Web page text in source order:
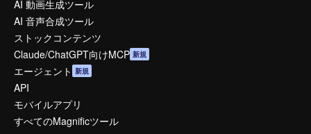
AI 動画生成ツール
AI 音声合成ツール
ストックコンテンツ
Claude/ChatGPT向けMCP 新規
エージェント 新規
API
モバイルアプリ
すべてのMagnificツール